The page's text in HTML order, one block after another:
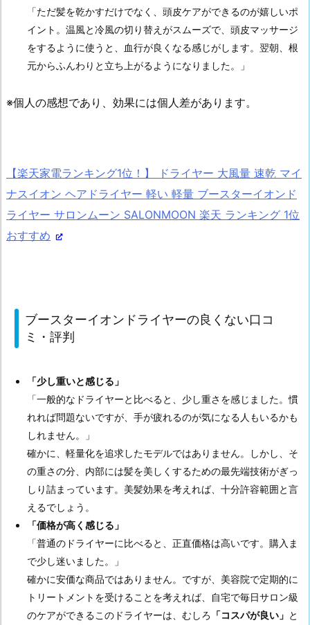
「ただ髪を乾かすだけでなく、頭皮ケアができるのが嬉しいポ
イント。温風と冷風の切り替えがスムーズで、頭皮マッサージ
をするように使うと、血行が良くなる感じがします。翌朝、根
元からふんわりと立ち上がるようになりました。」
※個人の感想であり、効果には個人差があります。
【楽天家電ランキング1位！】 ドライヤー 大風量 速乾 マイ
ナスイオン ヘアドライヤー 軽い 軽量 ブースターイオンド
ライヤー サロンムーン SALONMOON 楽天 ランキング 1位
おすすめ
ブースターイオンドライヤーの良くない口コ
ミ・評判
「少し重いと感じる」
「一般的なドライヤーと比べると、少し重さを感じました。慣
れれば問題ないですが、手が疲れるのが気になる人もいるかも
しれません。」
確かに、軽量化を追求したモデルではありません。しかし、そ
の重さの分、内部には髪を美しくするための最先端技術がぎっ
しり詰まっています。美髪効果を考えれば、十分許容範囲と言
えるでしょう。
「価格が高く感じる」
「普通のドライヤーに比べると、正直価格は高いです。購入ま
で少し迷いました。」
確かに安価な商品ではありません。ですが、美容院で定期的に
トリートメントを受けることを考えれば、自宅で毎日サロン級
のケアができるこのドライヤーは、むしろ 「コスパが良い」 と